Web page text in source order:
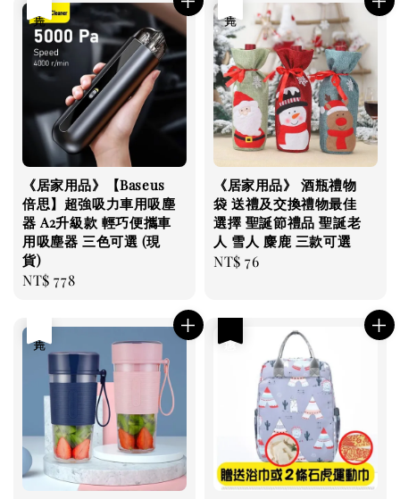
《居家用品》【Baseus
倍思】超強吸力車用吸塵
器 A2升級款 輕巧便攜車
用吸塵器 三色可選 (現
貨)
Regular
NT$ 778
《居家用品》 酒瓶禮物
袋 送禮及交換禮物最佳
選擇 聖誕節禮品 聖誕老
人 雪人 麋鹿 三款可選
Regular
NT$ 76